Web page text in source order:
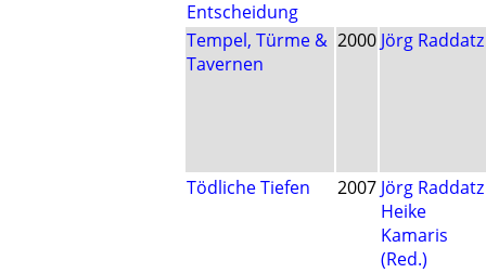
Entscheidung
Tempel, Türme &
Tavernen
2000 Jörg Raddatz
Tödliche Tiefen 2007 Jörg Raddatz
Heike
Kamaris
(Red.)